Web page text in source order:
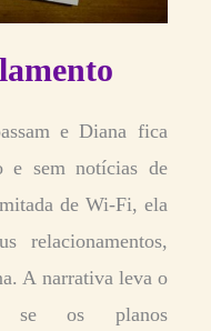
e Diana fica
e sem notícias de
de Wi-Fi, ela
relacionamentos,
A narrativa leva o
se os planos